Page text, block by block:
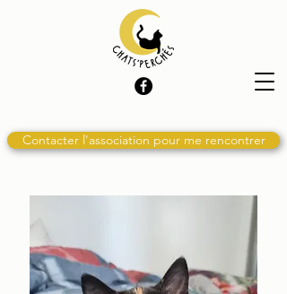
Contacter l'association pour me rencontrer